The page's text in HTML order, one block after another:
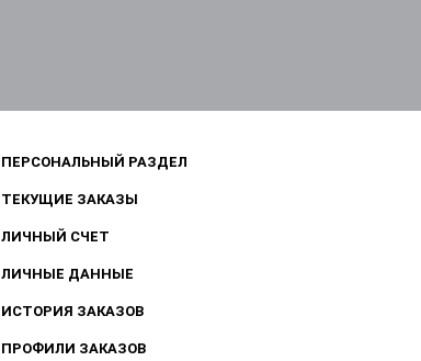
ПЕРСОНАЛЬНЫЙ РАЗДЕЛ
ТЕКУЩИЕ ЗАКАЗЫ
ЛИЧНЫЙ СЧЕТ
ЛИЧНЫЕ ДАННЫЕ
ИСТОРИЯ ЗАКАЗОВ
ПРОФИЛИ ЗАКАЗОВ